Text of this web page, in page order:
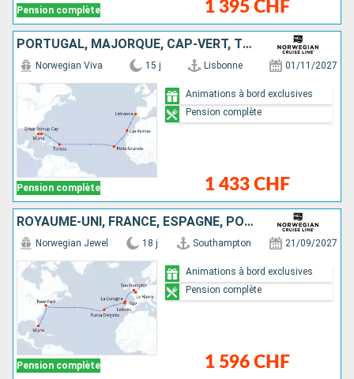
Pension complète 1 395 CHF
PORTUGAL, MAJORQUE, CAP-VERT, TORTOLA, BAHAMAS, ÉTATS-UNIS
Pension complète
Norwegian Viva 15 j Lisbonne 01/11/2027
1 433 CHF
Animations à bord exclusives
Pension complète
ROYAUME-UNI, FRANCE, ESPAGNE, PORTUGAL, ÉTATS-UNIS
Pension complète
Norwegian Jewel 18 j Southampton 21/09/2027
1 596 CHF
Animations à bord exclusives
Pension complète